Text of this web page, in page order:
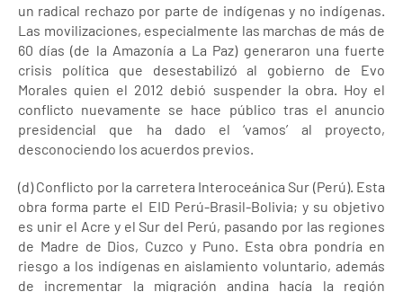
un radical rechazo por parte de indígenas y no indígenas.
Las movilizaciones, especialmente las marchas de más de
60 días (de la Amazonía a La Paz) generaron una fuerte
crisis política que desestabilizó al gobierno de Evo
Morales quien el 2012 debió suspender la obra. Hoy el
conflicto nuevamente se hace público tras el anuncio
presidencial que ha dado el ‘vamos’ al proyecto,
desconociendo los acuerdos previos.
(d) Conflicto por la carretera Interoceánica Sur (Perú). Esta
obra forma parte el EID Perú-Brasil-Bolivia; y su objetivo
es unir el Acre y el Sur del Perú, pasando por las regiones
de Madre de Dios, Cuzco y Puno. Esta obra pondría en
riesgo a los indígenas en aislamiento voluntario, además
de incrementar la migración andina hacía la región